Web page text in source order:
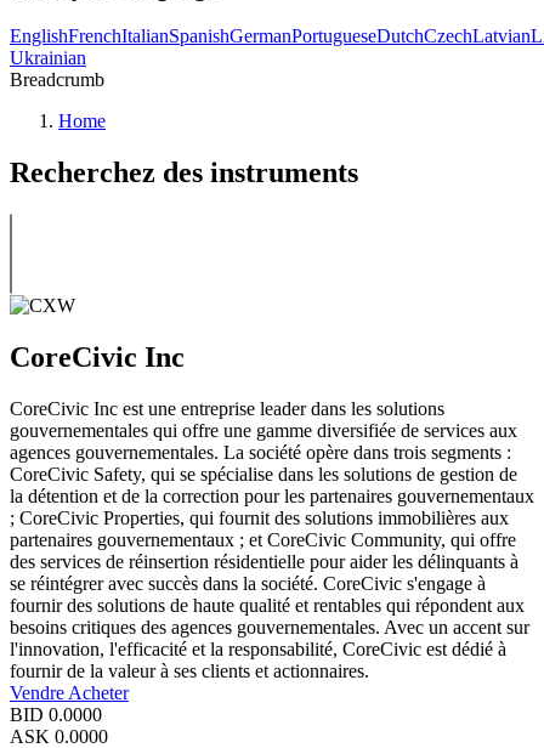
EnglishFrenchItalianSpanishGermanPortugueseDutchCzechLatvian
Ukrainian
Breadcrumb
Home
Recherchez des instruments
CoreCivic Inc
CoreCivic Inc est une entreprise leader dans les solutions
gouvernementales qui offre une gamme diversifiée de services aux
agences gouvernementales. La société opère dans trois segments :
CoreCivic Safety, qui se spécialise dans les solutions de gestion de
la détention et de la correction pour les partenaires gouvernementaux
; CoreCivic Properties, qui fournit des solutions immobilières aux
partenaires gouvernementaux ; et CoreCivic Community, qui offre
des services de réinsertion résidentielle pour aider les délinquants à
se réintégrer avec succès dans la société. CoreCivic s'engage à
fournir des solutions de haute qualité et rentables qui répondent aux
besoins critiques des agences gouvernementales. Avec un accent sur
l'innovation, l'efficacité et la responsabilité, CoreCivic est dédié à
fournir de la valeur à ses clients et actionnaires.
Vendre Acheter
BID 0.0000
ASK 0.0000